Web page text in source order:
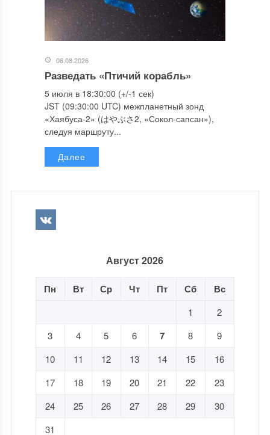
06.08.2026
Разведать «Птичий корабль»
5 июля в 18:30:00 (+/-1 сек)
JST (09:30:00 UTC) межпланетный зонд
«Хаябуса-2» (はやぶさ2, «Сокол-сапсан»),
следуя маршруту...
Далее
Август 2026
Пн Вт Ср Чт Пт Сб Вс
1
2
3
4 5 6 7 8
9
10
11 12 13 14 15
16
17
18 19 20 21 22
23
24
25 26 27 28 29
30
31